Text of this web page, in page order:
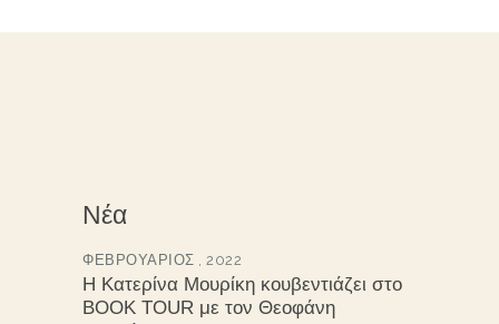
Νέα
ΦΕΒΡΟΥΆΡΙΟΣ , 2022
Η Κατερίνα Μουρίκη κουβεντιάζει στο
BOOK TOUR με τον Θεοφάνη